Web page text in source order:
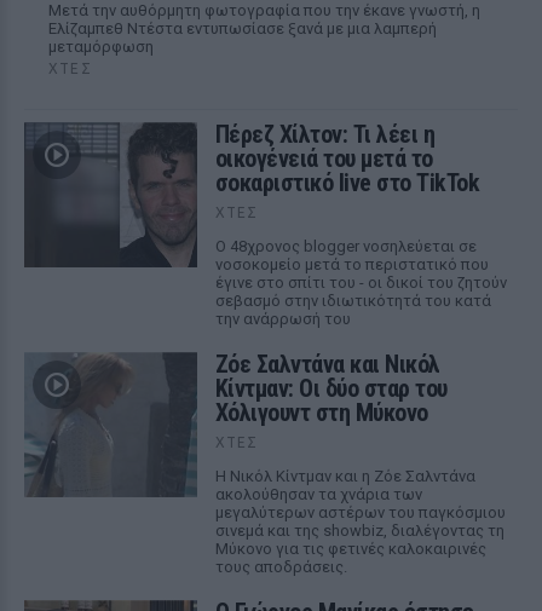
Μετά την αυθόρμητη φωτογραφία που την έκανε γνωστή, η
Ελίζαμπεθ Ντέστα εντυπωσίασε ξανά με μια λαμπερή
μεταμόρφωση
ΧΤΕΣ
Πέρεζ Χίλτον: Τι λέει η
οικογένειά του μετά το
σοκαριστικό live στο TikTok
ΧΤΕΣ
Ο 48χρονος blogger νοσηλεύεται σε
νοσοκομείο μετά το περιστατικό που
έγινε στο σπίτι του - οι δικοί του ζητούν
σεβασμό στην ιδιωτικότητά του κατά
την ανάρρωσή του
Ζόε Σαλντάνα και Νικόλ
Κίντμαν: Οι δύο σταρ του
Χόλιγουντ στη Μύκονο
ΧΤΕΣ
Η Νικόλ Κίντμαν και η Ζόε Σαλντάνα
ακολούθησαν τα χνάρια των
μεγαλύτερων αστέρων του παγκόσμιου
σινεμά και της showbiz, διαλέγοντας τη
Μύκονο για τις φετινές καλοκαιρινές
τους αποδράσεις.